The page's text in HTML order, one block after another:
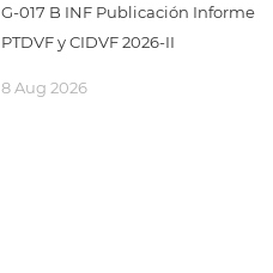
G-017 B INF Publicación Informe
PTDVF y CIDVF 2026-II
8 Aug 2026